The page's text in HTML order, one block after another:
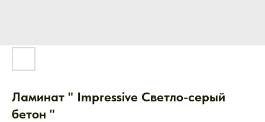
Ламинат " Impressive Светло-серый
бетон "